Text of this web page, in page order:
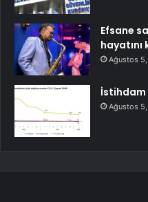
Efsane
Ağustos
İstihdam
Ağustos